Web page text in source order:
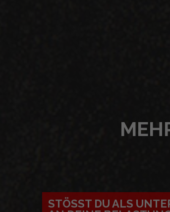
STÖSST DU ALS